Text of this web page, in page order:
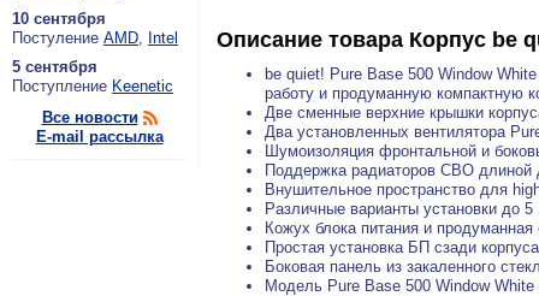
10 сентября
По­сту­ле­ние AMD, Intel
5 сентября
По­ступ­ле­ние Keenetic
Все новости
E-mail рассылка
Описание товара Корпус be
be quiet! Pure Base 500 Window
работу и продуманную компактную
Две сменные верхние крышки
Два установленных вентилятора
Шумоизоляция фронтальной и
Поддержка радиаторов СВО длиной
Внушительное пространство для
Различные варианты установки до 5
Кожух блока питания и
Простая установка БП сзади корпуса
Боковая панель из закаленного
Модель Pure Base 500 Window White